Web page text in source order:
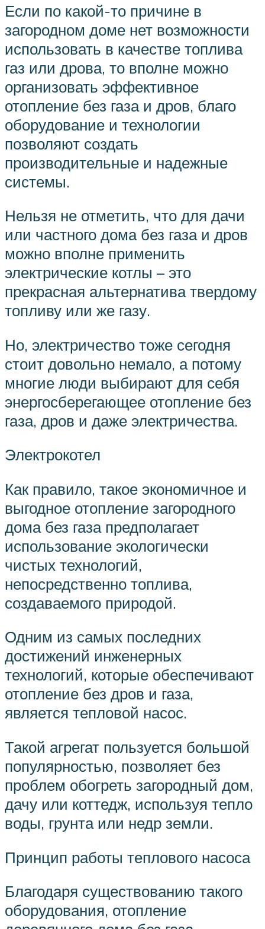
Если по какой-то причине в
загородном доме нет возможности
использовать в качестве топлива
газ или дрова, то вполне можно
организовать эффективное
отопление без газа и дров, благо
оборудование и технологии
позволяют создать
производительные и надежные
системы.
Нельзя не отметить, что для дачи
или частного дома без газа и дров
можно вполне применить
электрические котлы – это
прекрасная альтернатива твердому
топливу или же газу.
Но, электричество тоже сегодня
стоит довольно немало, а потому
многие люди выбирают для себя
энергосберегающее отопление без
газа, дров и даже электричества.
Электрокотел
Как правило, такое экономичное и
выгодное отопление загородного
дома без газа предполагает
использование экологически
чистых технологий,
непосредственно топлива,
создаваемого природой.
Одним из самых последних
достижений инженерных
технологий, которые обеспечивают
отопление без дров и газа,
является тепловой насос.
Такой агрегат пользуется большой
популярностью, позволяет без
проблем обогреть загородный дом,
дачу или коттедж, используя тепло
воды, грунта или недр земли.
Принцип работы теплового насоса
Благодаря существованию такого
оборудования, отопление